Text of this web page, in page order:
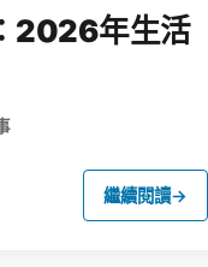
2026年生活
繼續閱讀→